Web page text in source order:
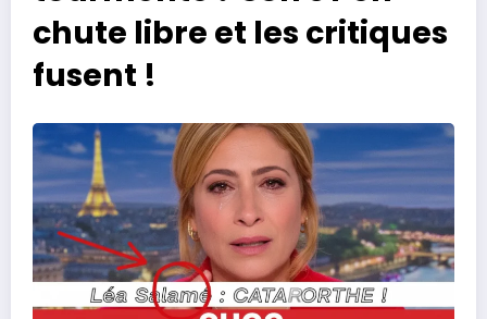
chute libre et les critiques
fusent !